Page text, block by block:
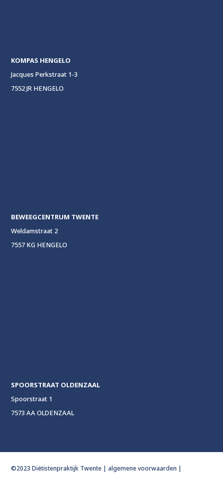
KOMPAS HENGELO
Jacques Perkstraat 1-3
7552 JR HENGELO
BEWEEGCENTRUM TWENTE
Weldamstraat 2
7557 KG HENGELO
SPOORSTRAAT OLDENZAAL
Spoorstraat 1
7573 AA OLDENZAAL
©2023 Diëtistenpraktijk Twente |algemene voorwaarden |